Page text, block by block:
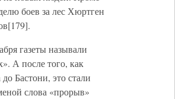
боев за лес Хюртген
газеты называли
А после того, как
Бастони, это стали
слова «прорыв»